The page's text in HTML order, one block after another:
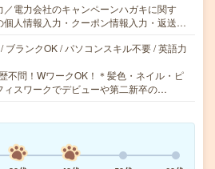
／電力会社のキャンペーンハガキに関す
個人情報入力・クーポン情報入力・返送…
ブランクOK / パソコンスキル不要 / 英語力
不問！WワークOK！＊髪色・ネイル・ピ
ィスワークでデビューや第二新卒の…